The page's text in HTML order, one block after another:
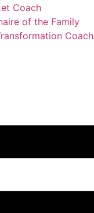
Coach
of the Family
Coach